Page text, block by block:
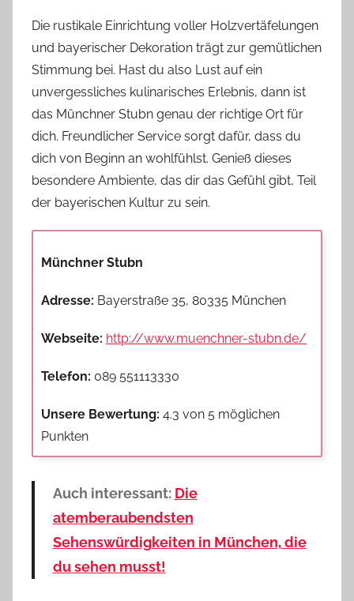
Die rustikale Einrichtung voller Holzvertäfelungen
und bayerischer Dekoration trägt zur gemütlichen
Stimmung bei. Hast du also Lust auf ein
unvergessliches kulinarisches Erlebnis, dann ist
das Münchner Stubn genau der richtige Ort für
dich. Freundlicher Service sorgt dafür, dass du
dich von Beginn an wohlfühlst. Genieß dieses
besondere Ambiente, das dir das Gefühl gibt, Teil
der bayerischen Kultur zu sein.
Münchner Stubn
Adresse: Bayerstraße 35, 80335 München
Webseite: http://www.muenchner-stubn.de/
Telefon: 089 551113330
Unsere Bewertung: 4.3 von 5 möglichen
Punkten
Auch interessant: Die
atemberaubendsten
Sehenswürdigkeiten in München, die
du sehen musst!